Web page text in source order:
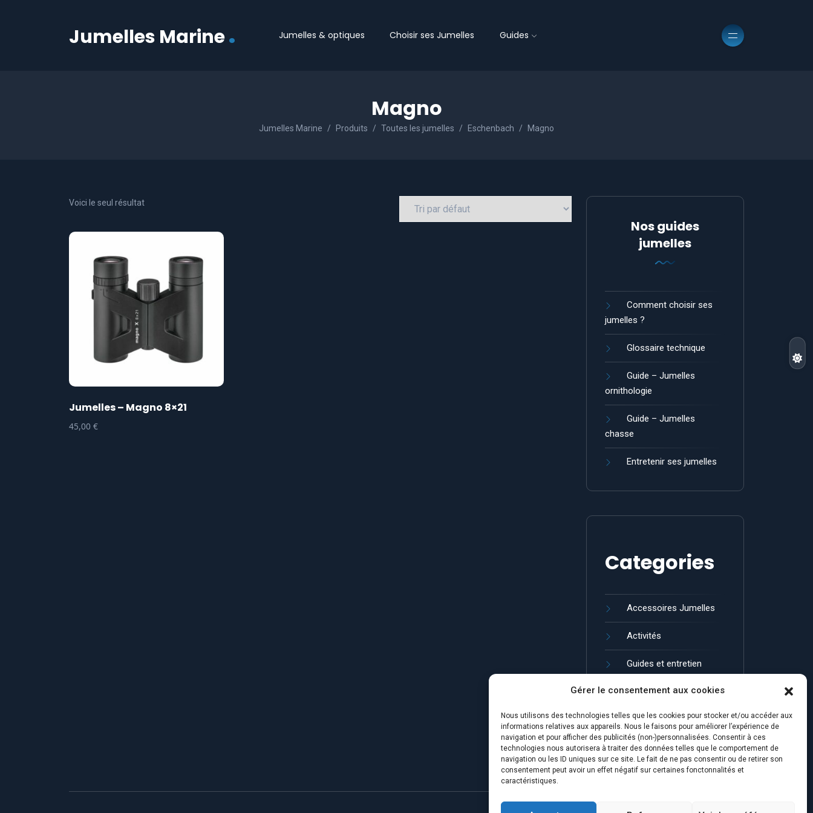
Gérer le consentement aux cookies
Nous utilisons des technologies telles que les cookies pour stocker et/ou accéder aux
informations relatives aux appareils. Nous le faisons pour améliorer l’expérience de
navigation et pour afficher des publicités (non-)personnalisées. Consentir à ces
technologies nous autorisera à traiter des données telles que le comportement de
navigation ou les ID uniques sur ce site. Le fait de ne pas consentir ou de retirer son
consentement peut avoir un effet négatif sur certaines fonctonnalités et
caractéristiques.
Jumelles Marine. Jumelles & optiques Choisir ses Jumelles Guides
Magno
Jumelles Marine Produits Toutes les jumelles Eschenbach Magno
Voici le seul résultat
Jumelles – Magno 8×21
45,00 €
Nos guides
jumelles
Comment choisir ses
jumelles ?
Glossaire technique
Guide – Jumelles
ornithologie
Guide – Jumelles
chasse
Entretenir ses jumelles
Categories
Accessoires Jumelles
Activités
Guides et entretien
Jumelles de Loisir
Marques de Jumelles